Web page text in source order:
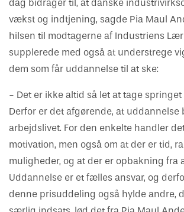
dag bidrager til, at danske
vækst og indtjening, sagde Pia Maul
hilsen til modtagerne af Industriens
supplerede med også at understrege
dem som får uddannelse til at ske:
- Det er ikke altid så let at tage
Derfor er det afgørende, at
arbejdslivet. For den enkelte handler
motivation, men også om at der er tid,
muligheder, og at der er opbakning fra
Uddannelse er et fælles ansvar, og
denne prisuddeling også hylde andre,